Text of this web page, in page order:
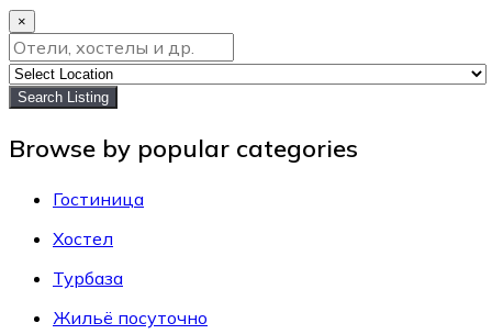
×
Search Listing
Browse by popular categories
Гостиница
Хостел
Турбаза
Жильё посуточно